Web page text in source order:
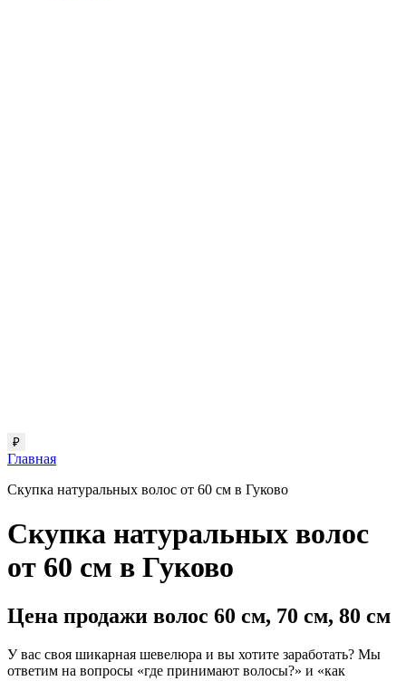
₽
Главная
Скупка натуральных волос от 60 см в Гуково
Скупка натуральных волос
от 60 см в Гуково
Цена продажи волос 60 см, 70 см, 80 см
У вас своя шикарная шевелюра и вы хотите заработать? Мы
ответим на вопросы «где принимают волосы?» и «как